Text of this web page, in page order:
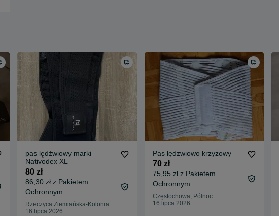
pas lędźwiowy marki
Nativodex XL
80 zł
86,30 zł z Pakietem
Ochronnym
Rzeczyca Ziemiańska-Kolonia
16 lipca 2026
Pas lędzwiowo krzyżowy
70 zł
75,95 zł z Pakietem
Ochronnym
Częstochowa, Północ
16 lipca 2026